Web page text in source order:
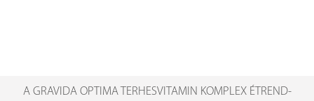
A GRAVIDA OPTIMA TERHESVITAMIN KOMPLEX ÉTREND-